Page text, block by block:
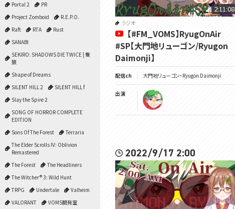
Portal 2
PR
Project Zomboid
R.E.P.O.
Raft
RTA
Rust
SANABI
SEKIRO: SHADOWS DIE TWICE | 隻
狼
Shape of Dreams
SILENT HILL 2
SILENT HILL f
Slay the Spire 2
SONG OF HORROR COMPLETE
EDITION
Sons Of The Forest
Terraria
The Elder Scrolls IV: Oblivion
Remastered
The Forest
The Headliners
The Witcher® 3: Wild Hunt
TRPG
Undertale
Valheim
VALORANT
VOMS開発室
2:11:08
ラジオ
【#FM_VOMS】RyugOnAir
#SP【大門地リューゴン/Ryugon
Daimonji】
配信ch 大門地リューゴン・Ryugon Daimonji
出演
2022/9/17 2:00